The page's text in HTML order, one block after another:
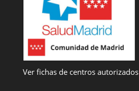
Ver fichas de centros autorizados